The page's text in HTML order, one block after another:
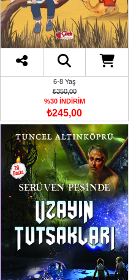
6-8 Yaş
₺350,00
%30 İNDİRİM
₺245,00